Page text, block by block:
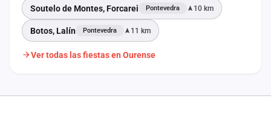
Soutelo de Montes, Forcarei Pontevedra 10 km
Botos, Lalín Pontevedra 11 km
Ver todas las fiestas en Ourense